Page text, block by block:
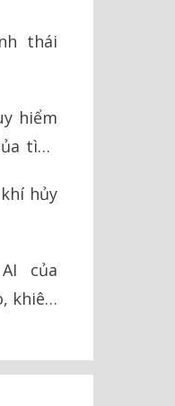
thái
hiểm
tình
hủy
của
khiên’